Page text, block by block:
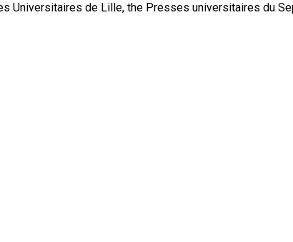
Universitaires de Lille, the Presses universitaires du